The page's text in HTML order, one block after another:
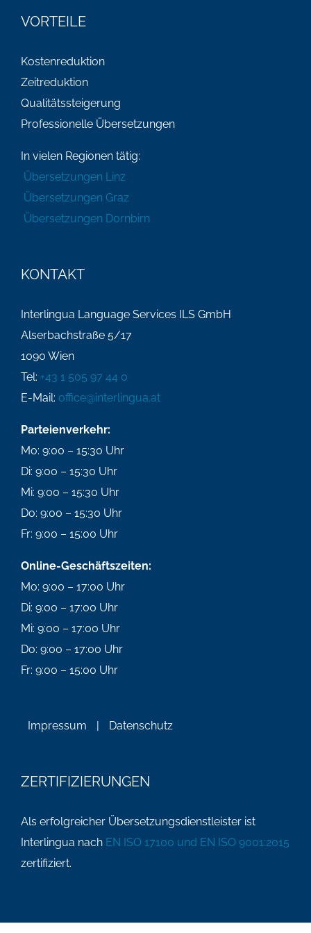
VORTEILE
Kostenreduktion
Zeitreduktion
Qualitätssteigerung
Professionelle Übersetzungen
In vielen Regionen tätig:
Übersetzungen Linz
Übersetzungen Graz
Übersetzungen Dornbirn
KONTAKT
Interlingua Language Services ILS GmbH
Alserbachstraße 5/17
1090 Wien
Tel: +43 1 505 97 44 0
E-Mail: office@interlingua.at
Parteienverkehr:
Mo: 9:00 – 15:30 Uhr
Di: 9:00 – 15:30 Uhr
Mi: 9:00 – 15:30 Uhr
Do: 9:00 – 15:30 Uhr
Fr: 9:00 – 15:00 Uhr
Online-Geschäftszeiten:
Mo: 9:00 – 17:00 Uhr
Di: 9:00 – 17:00 Uhr
Mi: 9:00 – 17:00 Uhr
Do: 9:00 – 17:00 Uhr
Fr: 9:00 – 15:00 Uhr
Impressum Datenschutz
ZERTIFIZIERUNGEN
Als erfolgreicher Übersetzungsdienstleister ist
Interlingua nach EN ISO 17100 und EN ISO 9001:2015
zertifiziert.